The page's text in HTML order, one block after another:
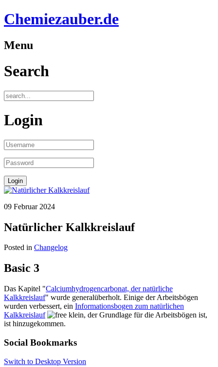
Chemiezauber.de
Menu
Search
Login
09 Februar 2024
Natürlicher Kalkkreislauf
Posted in Changelog
Basic 3
Das Kapitel "Calciumhydrogencarbonat, der natürliche
Kalkkreislauf" wurde generalüberholt. Einige der Arbeitsbögen
wurden verbessert, ein Informationsbogen zum natürlichen
Kalkkreislauf
, der Grundlage für die Arbeitsbögen ist,
ist hinzugekommen.
Social Bookmarks
Switch to Desktop Version